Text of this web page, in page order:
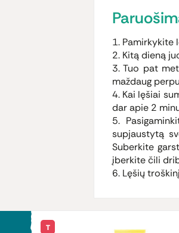
1. Pamirkykite
2. Kitą dieną
3. Tuo pat
maždaug
4. Kai lęšiai
dar apie 2
5.
supjaustytą
Suberkite
įberkite čili
6. Lęšių
T